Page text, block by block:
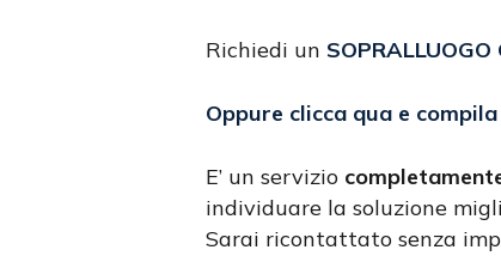
Richiedi un SOPRALLUOGO
Oppure clicca qua e
E’ un servizio
individuare la soluzione
Sarai ricontattato senza